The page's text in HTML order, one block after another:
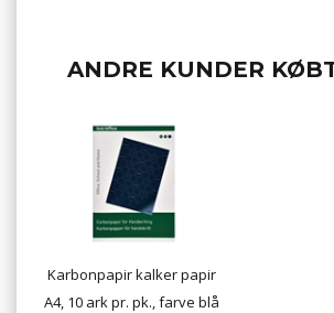
ANDRE KUNDER
Karbonpapir kalker papir
A4, 10 ark pr. pk., farve blå